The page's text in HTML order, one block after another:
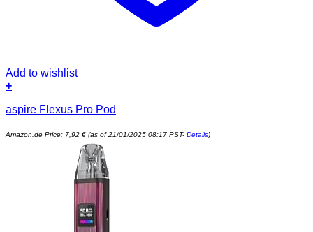
Add to wishlist
+
aspire Flexus Pro Pod
Amazon.de Price: 7,92 € (as of 21/01/2025 08:17 PST- Details)